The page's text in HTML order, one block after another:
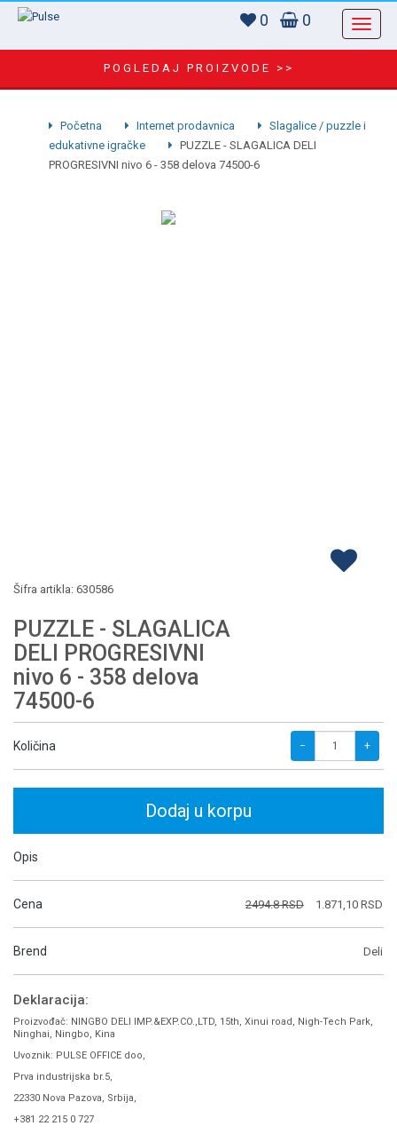
0 0
POGLEDAJ PROIZVODE >>
Početna Internet prodavnica
Slagalice / puzzle i
edukativne igračke
PUZZLE - SLAGALICA DELI
PROGRESIVNI nivo 6 - 358 delova 74500-6
Šifra artikla: 630586
PUZZLE - SLAGALICA
DELI PROGRESIVNI
nivo 6 - 358 delova
74500-6
Količina − +
Dodaj u korpu
Opis
Cena 2494.8 RSD 1.871,10 RSD
Brend Deli
Deklaracija:
Proizvođač: NINGBO DELI IMP.&EXP.CO.,LTD, 15th, Xinui road, Nigh-Tech Park,
Ninghai, Ningbo, Kina
Uvoznik: PULSE OFFICE doo,
Prva industrijska br.5,
22330 Nova Pazova, Srbija,
+381 22 215 0 727